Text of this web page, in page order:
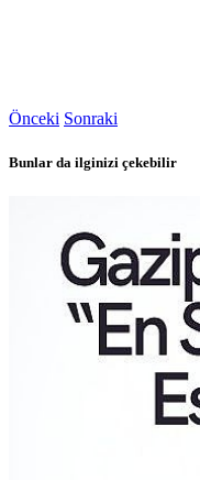
Önceki Sonraki
Bunlar da ilginizi çekebilir